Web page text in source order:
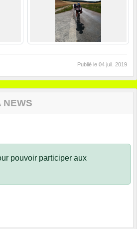
Publié le 04 juil. 2019
NEWS
pouvoir participer aux